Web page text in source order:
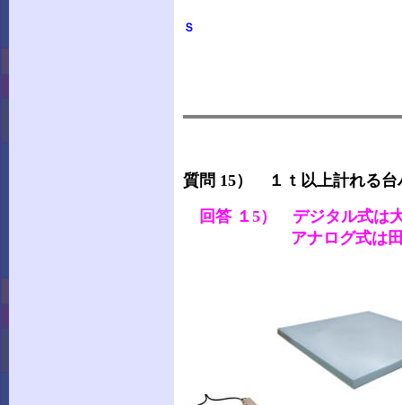
Ｓ
質問 15） １ｔ以上計れる台
回答 １5） デジタル式は大
アナログ式は田中衡